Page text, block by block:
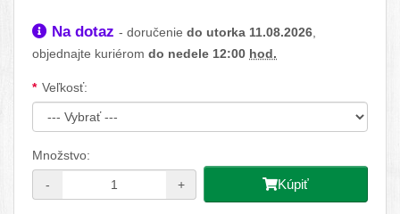
Dostupnosť:
Na dotaz - doručenie do utorka 11.08.2026
objednajte kuriérom do nedele 12:00 hod.
Dostupné možnosti
Veľkosť:
Množstvo:
- + Kúpiť